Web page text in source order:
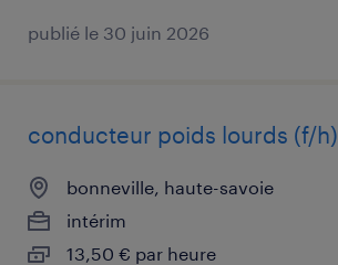
publié le 30 juin 2026
conducteur poids lourds (f/h)
bonneville, haute-savoie
intérim
13,50 € par heure